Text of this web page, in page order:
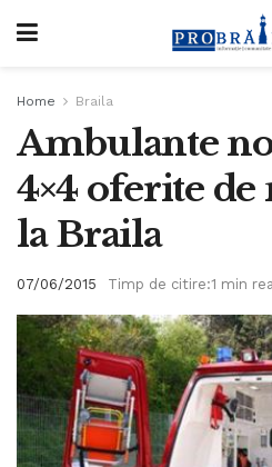
Home Braila
Ambulante
4×4 oferite
la Braila
07/06/2015 Timp de citire:1 min